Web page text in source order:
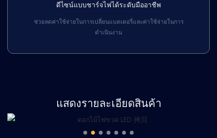
ดีไซน์แบบชาร์จไฟได้ระดับมืออาชีพ
ช่วยลดค่าใช้จ่ายในการเปลี่ยนแบตเตอรี่และค่าใช้จ่ายในการ
ดำเนินงาน
แสดงรายละเอียดสินค้า